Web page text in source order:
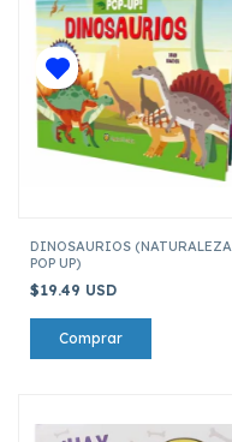
DINOSAURIOS (NATURALEZA
POP UP)
$19.49 USD